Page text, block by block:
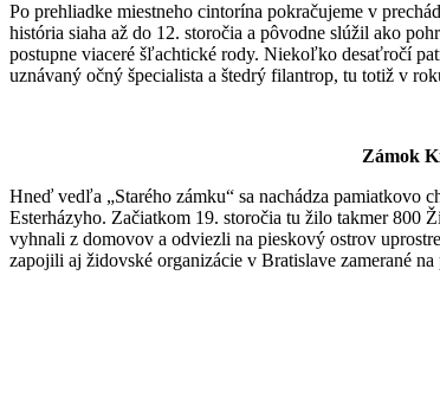
Po prehliadke miestneho cintorína pokračujeme v
história siaha až do 12. storočia a pôvodne slúžil ako
postupne viaceré šľachtické rody. Niekoľko desaťročí
uznávaný očný špecialista a štedrý filantrop, tu totiž v
Zámok
Hneď vedľa „Starého zámku“ sa nachádza
Esterházyho. Začiatkom 19. storočia tu žilo takmer 800
vyhnali z domovov a odviezli na pieskový ostrov
zapojili aj židovské organizácie v Bratislave zamerané